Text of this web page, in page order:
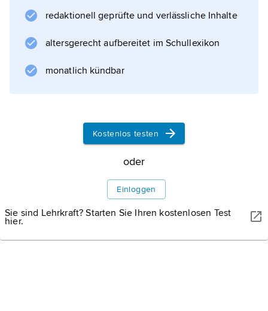
serais à ta disposition« (»wenn du kämst,
Deutschen wird der Konditional heute
weitgehend mit »würde« umschrieben (z. B.
»er würde gern kommen, wenn ...« anstelle
Informationen zum Artikel
redaktionell geprüfte und verlässliche Inhalte
altersgerecht aufbereitet im Schullexikon
monatlich kündbar
Kostenlos testen
oder
Einloggen
Sie sind Lehrkraft? Starten Sie Ihren kostenlosen Test
hier.